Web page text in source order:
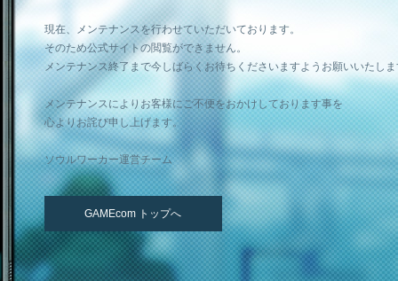
現在、メンテナンスを行わせていただいております。
そのため公式サイトの閲覧ができません。
メンテナンス終了まで今しばらくお待ちくださいますようお願いいたし
メンテナンスによりお客様にご不便をおかけしております事を
心よりお詫び申し上げます。
ソウルワーカー運営チーム
GAMEcom トップへ